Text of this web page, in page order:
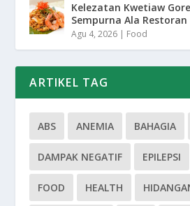
Kelezatan Kwetiaw
Sempurna Ala Restoran
Agu 4, 2026 | Food
ARTIKEL TAG
ABS ANEMIA BAHAGIA
DAMPAK NEGATIF EPILEPSI
FOOD HEALTH